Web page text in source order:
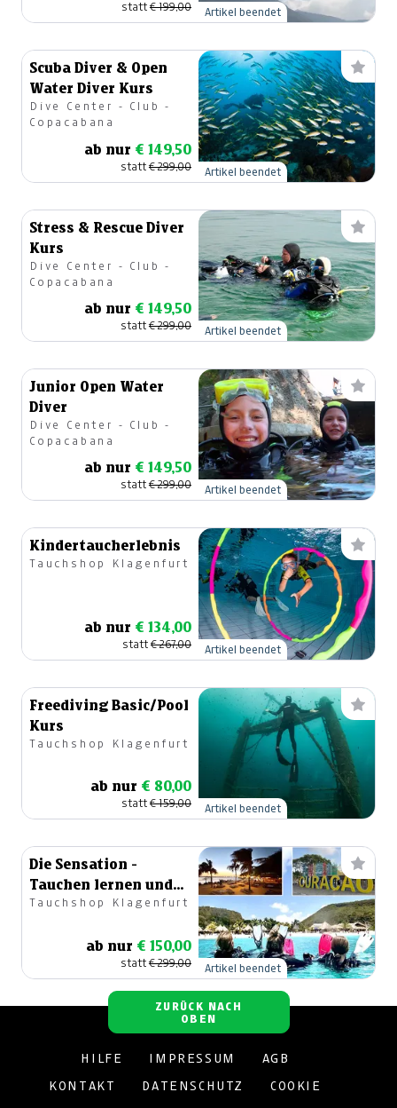
statt€ 199,00 Artikel beendet
Scuba Diver & Open
Water Diver Kurs
Dive Center - Club -
Copacabana
ab nur € 149,50
statt€ 299,00 Artikel beendet
Stress & Rescue Diver
Kurs
Dive Center - Club -
Copacabana
ab nur € 149,50
statt€ 299,00 Artikel beendet
Junior Open Water
Diver
Dive Center - Club -
Copacabana
ab nur € 149,50
statt€ 299,00 Artikel beendet
Kindertaucherlebnis
Tauchshop Klagenfurt
ab nur € 134,00
statt€ 267,00 Artikel beendet
Freediving Basic/Pool
Kurs
Tauchshop Klagenfurt
ab nur € 80,00
statt€ 159,00 Artikel beendet
Die Sensation -
Tauchen lernen und
Traumurlaub
Tauchshop Klagenfurt
ab nur € 150,00
statt€ 299,00 Artikel beendet
ZURÜCK NACH
OBEN
HILFE IMPRESSUM AGB
KONTAKT DATENSCHUTZ COOKIE